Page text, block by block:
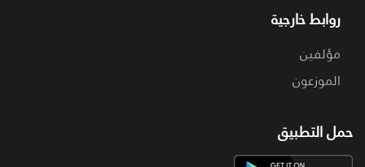
روابط خارجية
مؤلفين
الموزعون
حمل التطبيق